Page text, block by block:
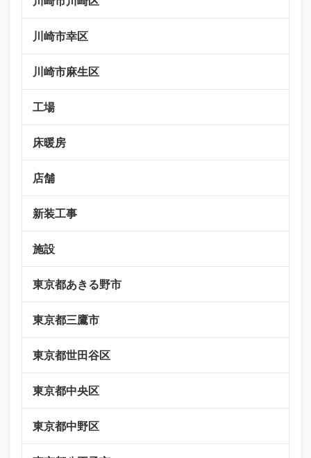
川崎市幸区
川崎市麻生区
工場
床暖房
店舗
新装工事
施設
東京都あきる野市
東京都三鷹市
東京都世田谷区
東京都中央区
東京都中野区